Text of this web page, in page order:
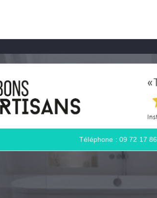
Téléphone : 09 72 17